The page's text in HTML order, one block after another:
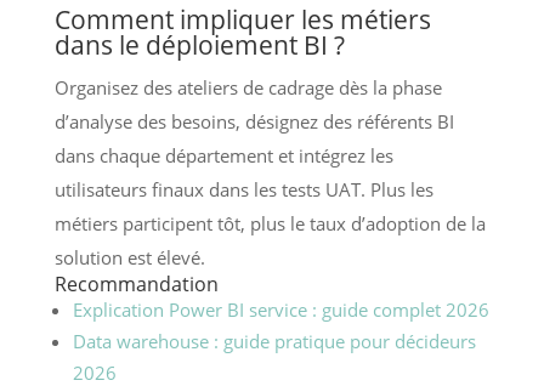
Comment impliquer les métiers
dans le déploiement BI ?
Organisez des ateliers de cadrage dès la phase
d’analyse des besoins, désignez des référents BI
dans chaque département et intégrez les
utilisateurs finaux dans les tests UAT. Plus les
métiers participent tôt, plus le taux d’adoption de la
solution est élevé.
Recommandation
Explication Power BI service : guide complet 2026
Data warehouse : guide pratique pour décideurs
2026